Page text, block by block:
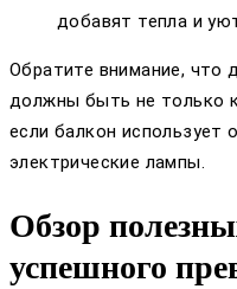
добавят тепла и
Обратите внимание, что
должны быть не только
если балкон использует
электрические лампы.
Обзор
успешного